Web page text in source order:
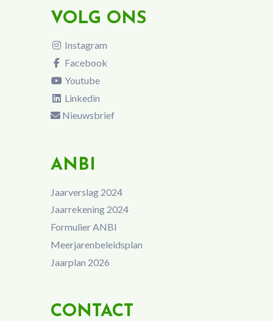
VOLG ONS
Instagram
Facebook
Youtube
Linkedin
Nieuwsbrief
ANBI
Jaarverslag 2024
Jaarrekening 2024
Formulier ANBI
Meerjarenbeleidsplan
Jaarplan 2026
CONTACT